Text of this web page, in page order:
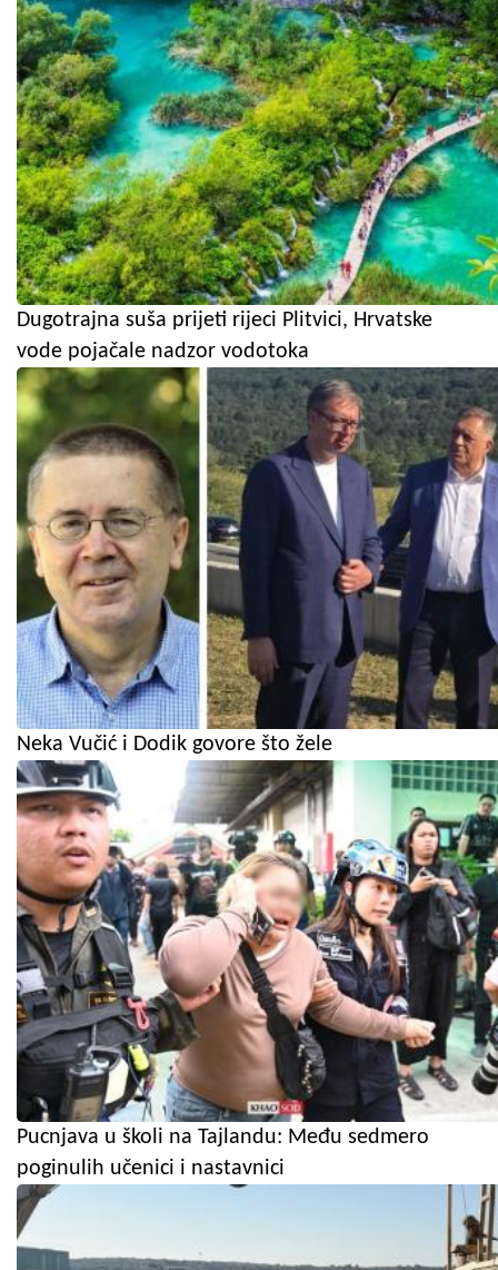
Dugotrajna suša prijeti rijeci Plitvici, Hrvatske
vode pojačale nadzor vodotoka
Neka Vučić i Dodik govore što žele
Pucnjava u školi na Tajlandu: Među sedmero
poginulih učenici i nastavnici